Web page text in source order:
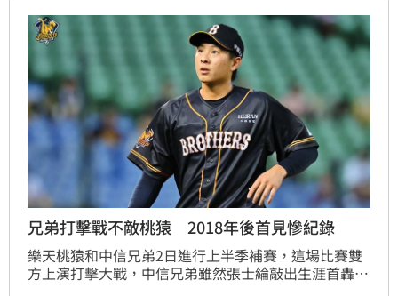
兄弟打擊戰不敵桃猿 2018年後首見慘紀錄
樂天桃猿和中信兄弟2日進行上半季補賽，這場比賽雙
方上演打擊大戰，中信兄弟雖然張士綸敲出生涯首轟，